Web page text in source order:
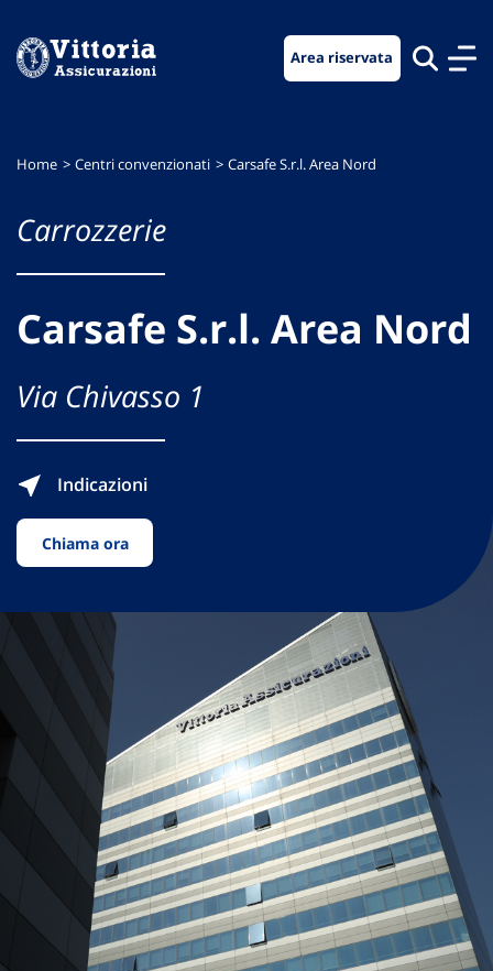
menu
contenuto
footer
Area riservata
Home Centri convenzionati Carsafe S.r.l. Area Nord
Carrozzerie
Carsafe S.r.l. Area Nord
Via Chivasso 1
Indicazioni
Chiama ora